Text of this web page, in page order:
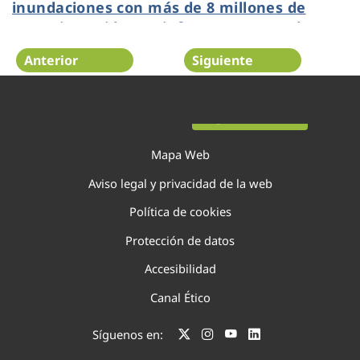
inundaciones con más de 8 millones de
euros invertidos en infraestructuras de
evacuación pluvial
Anterior Siguiente
Mapa Web
Aviso legal y privacidad de la web
Política de cookies
Protección de datos
Accesibilidad
Canal Ético
Síguenos en: